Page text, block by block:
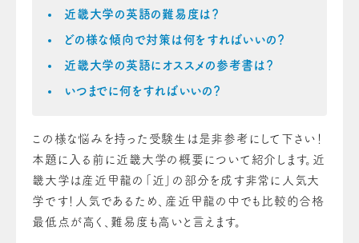
近畿大学の英語の難易度は？
どの様な傾向で対策は何をすればいいの？
近畿大学の英語にオススメの参考書は？
いつまでに何をすればいいの？
この様な悩みを持った受験生は是非参考にして下さい！
本題に入る前に近畿大学の概要について紹介します。近
畿大学は産近甲龍の「近」の部分を成す非常に人気大
学です！人気であるため、産近甲龍の中でも比較的合格
最低点が高く、難易度も高いと言えます。